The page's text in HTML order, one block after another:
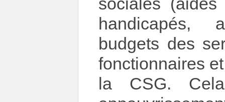
sociales
handicapés,
budgets des
fonctionnaires
la CSG.